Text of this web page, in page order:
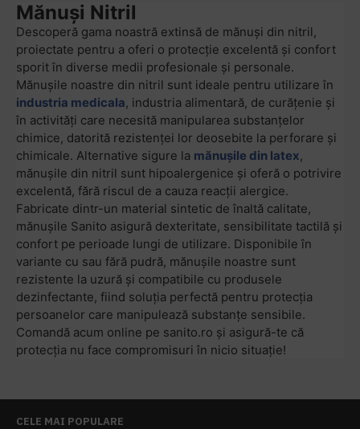
Mănuși Nitril
Descoperă gama noastră extinsă de mănuși din nitril,
proiectate pentru a oferi o protecție excelentă și confort
sporit în diverse medii profesionale și personale.
Mănușile noastre din nitril sunt ideale pentru utilizare în
industria medicala, industria alimentară, de curățenie și
în activități care necesită manipularea substanțelor
chimice, datorită rezistenței lor deosebite la perforare și
chimicale. Alternative sigure la mănușile din latex,
mănușile din nitril sunt hipoalergenice și oferă o potrivire
excelentă, fără riscul de a cauza reacții alergice.
Fabricate dintr-un material sintetic de înaltă calitate,
mănușile Sanito asigură dexteritate, sensibilitate tactilă și
confort pe perioade lungi de utilizare. Disponibile în
variante cu sau fără pudră, mănușile noastre sunt
rezistente la uzură și compatibile cu produsele
dezinfectante, fiind soluția perfectă pentru protecția
persoanelor care manipulează substanțe sensibile.
Comandă acum online pe sanito.ro și asigură-te că
protecția nu face compromisuri în nicio situație!
CELE MAI POPULARE